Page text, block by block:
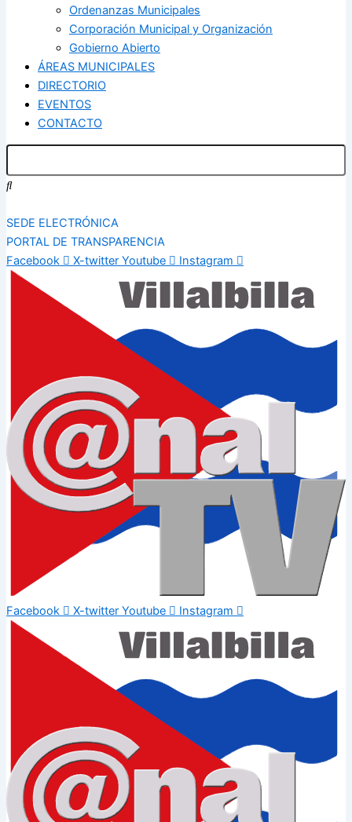
Ordenanzas Municipales
Corporación Municipal y Organización
Gobierno Abierto
ÁREAS MUNICIPALES
DIRECTORIO
EVENTOS
CONTACTO
SEDE ELECTRÓNICA
PORTAL DE TRANSPARENCIA
Facebook
X-twitter Youtube Instagram
Facebook X-twitter Youtube Instagram